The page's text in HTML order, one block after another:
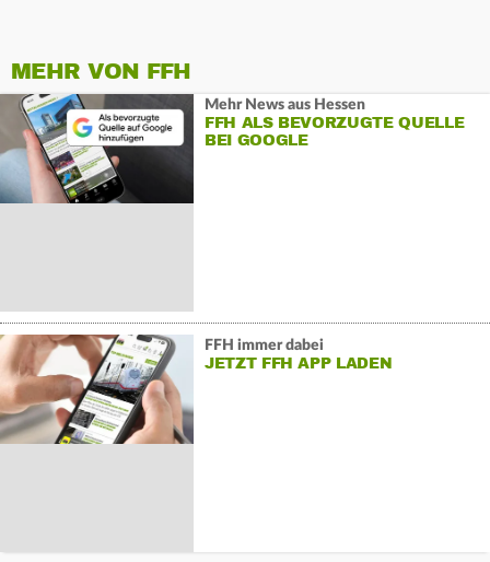
MEHR VON FFH
Mehr News aus Hessen
FFH ALS BEVORZUGTE QUELLE
BEI GOOGLE
FFH immer dabei
JETZT FFH APP LADEN